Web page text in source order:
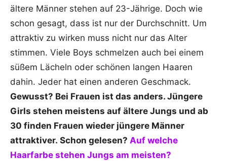
ältere Männer stehen auf 23-Jährige. Doch wie
schon gesagt, dass ist nur der Durchschnitt. Um
attraktiv zu wirken muss nicht nur das Alter
stimmen. Viele Boys schmelzen auch bei einem
süßem Lächeln oder schönen langen Haaren
dahin. Jeder hat einen anderen Geschmack.
Gewusst? Bei Frauen ist das anders. Jüngere
Girls stehen meistens auf ältere Jungs und ab
30 finden Frauen wieder jüngere Männer
attraktiver. Schon gelesen? Auf welche
Haarfarbe stehen Jungs am meisten?